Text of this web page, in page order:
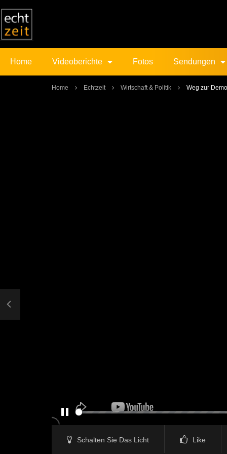
Home Videoberichte Fotos Sendungen
Home Echtzeit Wirtschaft & Politik Weg zur
Schalten Sie Das Licht Like